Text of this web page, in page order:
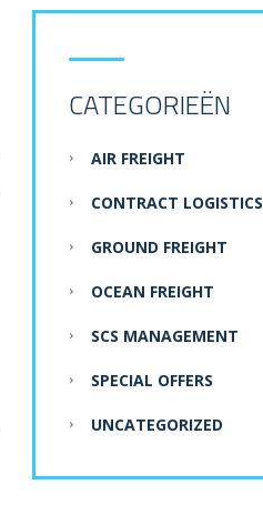
CATEGORIEËN
AIR FREIGHT
CONTRACT LOGISTICS
GROUND FREIGHT
OCEAN FREIGHT
SCS MANAGEMENT
SPECIAL OFFERS
UNCATEGORIZED